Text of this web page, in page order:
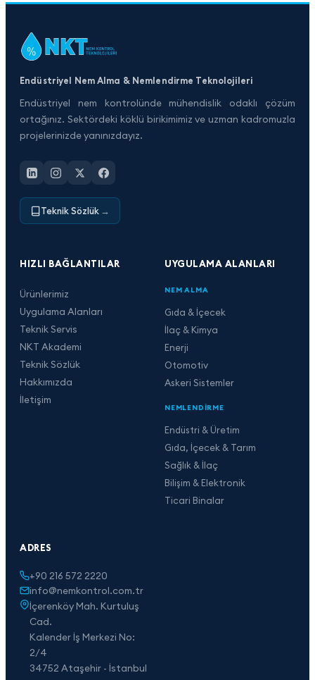
Endüstriyel Nem Alma & Nemlendirme Teknolojileri
Endüstriyel nem kontrolünde mühendislik odaklı çözüm
ortağınız. Sektördeki köklü birikimimiz ve uzman kadromuzla
projelerinizde yanınızdayız.
Teknik Sözlük →
HIZLI BAĞLANTILAR
Ürünlerimiz
Uygulama Alanları
Teknik Servis
NKT Akademi
Teknik Sözlük
Hakkımızda
İletişim
UYGULAMA ALANLARI
NEM ALMA
Gıda & İçecek
İlaç & Kimya
Enerji
Otomotiv
Askeri Sistemler
NEMLENDIRME
Endüstri & Üretim
Gıda, İçecek & Tarım
Sağlık & İlaç
Bilişim & Elektronik
Ticari Binalar
ADRES
+90 216 572 2220
info@nemkontrol.com.tr
İçerenköy Mah. Kurtuluş
Cad.
Kalender İş Merkezi No:
2/4
34752 Ataşehir - İstanbul